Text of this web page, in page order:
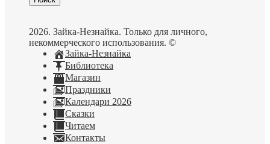
2026. Зайка-Незнайка. Только для личного,
некоммерческого использования. ©
Зайка-Незнайка
Библиотека
Магазин
Праздники
Календари 2026
Сказки
Читаем
Контакты